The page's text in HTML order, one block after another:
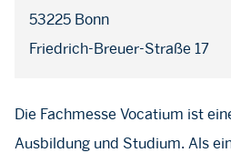
53225 Bonn
Friedrich-Breuer-Straße 17
Die Fachmesse Vocatium ist
Ausbildung und Studium. Als